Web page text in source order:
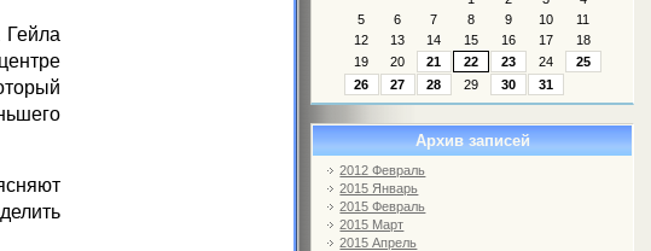
5
6 7 8 9 10
11
12
13 14 15 16 17
18
19
20 21 22 23 24
25
26
27 28 29 30 31
Архив записей
2012 Февраль
2015 Январь
2015 Февраль
2015 Март
2015 Апрель
Гейла